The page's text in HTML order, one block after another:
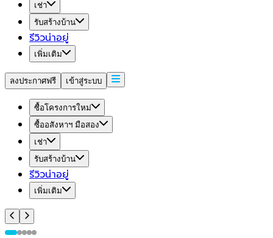
เช่า
รับสร้างบ้าน
รีวิวน่าอยู่
เพิ่มเติม
ลงประกาศฟรี เข้าสู่ระบบ
ซื้อโครงการใหม่
ซื้ออสังหาฯ มือสอง
เช่า
รับสร้างบ้าน
รีวิวน่าอยู่
เพิ่มเติม